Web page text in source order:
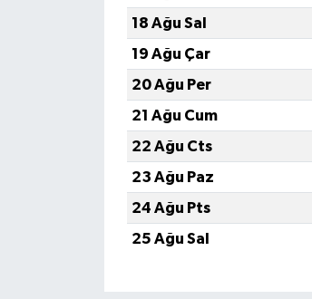
18 Ağu Sal
19 Ağu Çar
20 Ağu Per
21 Ağu Cum
22 Ağu Cts
23 Ağu Paz
24 Ağu Pts
25 Ağu Sal